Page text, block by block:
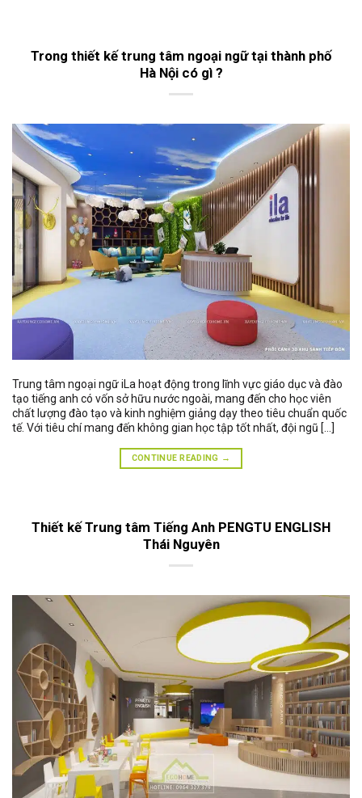
Trong thiết kế trung tâm ngoại ngữ tại thành phố
Hà Nội có gì ?
Trung tâm ngoại ngữ iLa hoạt động trong lĩnh vực giáo dục và đào
tạo tiếng anh có vốn sở hữu nước ngoài, mang đến cho học viên
chất lượng đào tạo và kinh nghiệm giảng dạy theo tiêu chuẩn quốc
tế. Với tiêu chí mang đến không gian học tập tốt nhất, đội ngũ […]
CONTINUE READING →
Thiết kế Trung tâm Tiếng Anh PENGTU ENGLISH
Thái Nguyên